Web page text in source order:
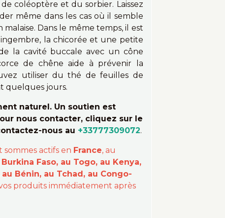
coléoptère et du sorbier. Laissez
même dans les cas où il semble
Dans le même temps, il est
la chicorée et une petite
la cavité buccale avec un cône
de chêne aide à prévenir la
utiliser du thé de feuilles de
quelques jours.
naturel. Un soutien est
nous contacter, cliquez sur le
nous au +33777309072.
sommes actifs en France, au
Faso, au Togo, au Kenya,
Bénin, au Tchad, au Congo-
produits immédiatement après